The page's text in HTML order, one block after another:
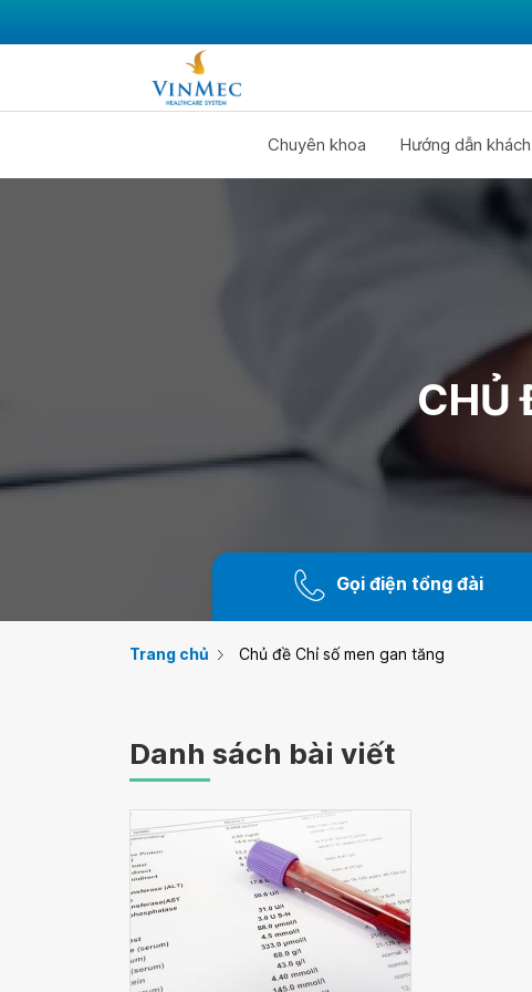
Chuyên khoa Hướng dẫn
CHỦ
Gọi điện tổng đài
Trang chủ Chủ đề Chỉ số men gan tăng
Danh sách bài viết